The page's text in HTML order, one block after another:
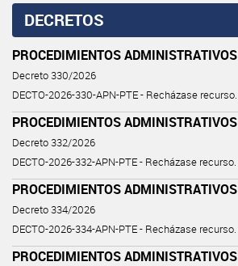
DECRETOS
PROCEDIMIENTOS ADMINISTRATIVOS
Decreto 330/2026
DECTO-2026-330-APN-PTE - Recházase recurso.
PROCEDIMIENTOS ADMINISTRATIVOS
Decreto 332/2026
DECTO-2026-332-APN-PTE - Recházase recurso.
PROCEDIMIENTOS ADMINISTRATIVOS
Decreto 334/2026
DECTO-2026-334-APN-PTE - Recházase recurso.
PROCEDIMIENTOS ADMINISTRATIVOS